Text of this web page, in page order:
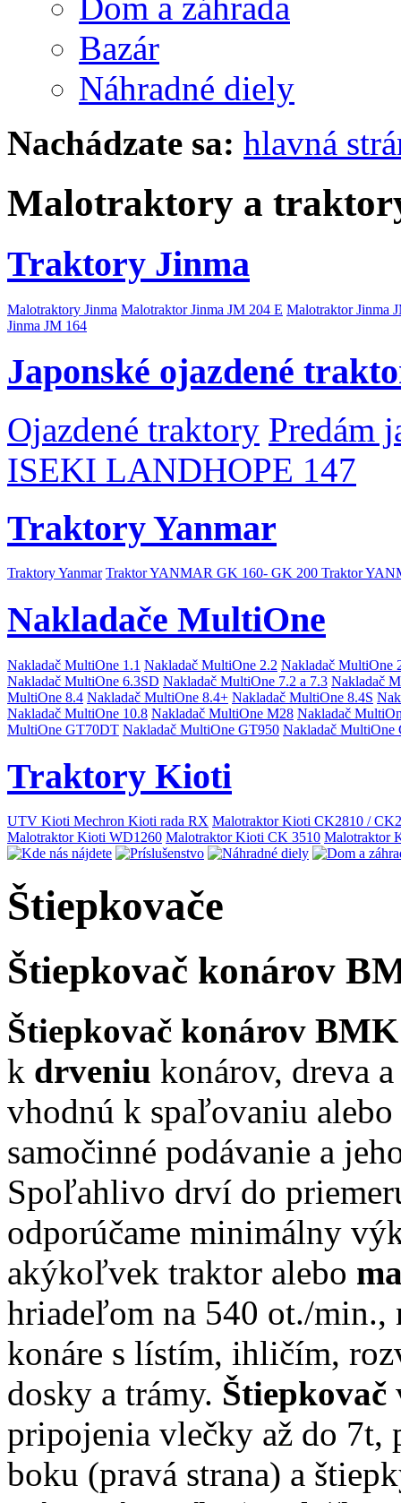
Bazár
Náhradné diely
Nachádzate sa: hlavná
Malotraktory a
Traktory Jinma
Malotraktory Jinma Malotraktor Jinma JM 204 E Malotraktor Jinma
Jinma JM 164
Japonské ojazdené
Ojazdené traktory Predám
ISEKI LANDHOPE 147
Traktory Yanmar
Traktory Yanmar Traktor YANMAR GK 160- GK 200 Traktor
Nakladače MultiOne
Nakladač MultiOne 1.1 Nakladač MultiOne 2.2 Nakladač MultiOne
Nakladač MultiOne 6.3SD Nakladač MultiOne 7.2 a 7.3 Nakladač
MultiOne 8.4 Nakladač MultiOne 8.4+ Nakladač MultiOne 8.4S
Nakladač MultiOne 10.8 Nakladač MultiOne M28 Nakladač
MultiOne GT70DT Nakladač MultiOne GT950 Nakladač
Traktory Kioti
UTV Kioti Mechron Kioti rada RX Malotraktor Kioti CK2810 /
Malotraktor Kioti WD1260 Malotraktor Kioti CK 3510 Malotraktor
Štiepkovače
Štiepkovač konárov
Štiepkovač konárov
k drveniu konárov, dreva
vhodnú k spaľovaniu
samočinné podávanie a
Spoľahlivo drví do
odporúčame minimálny
akýkoľvek traktor alebo
hriadeľom na 540 ot./min.,
konáre s lístím, ihličím,
dosky a trámy. Štiepkovač
pripojenia vlečky až do 7t,
boku (pravá strana) a